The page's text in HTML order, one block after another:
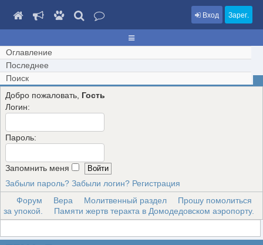
Вход Зарег.
Оглавление
Последнее
Поиск
Добро пожаловать, Гость
Логин:
Пароль:
Запомнить меня
Забыли пароль? Забыли логин? Регистрация
Форум
Вера Молитвенный раздел
Прошу помолиться
за упокой.
Памяти жертв теракта в Домодедовском аэропорту.